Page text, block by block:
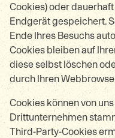
Cookies) oder
Endgerät gespeichert.
Ende Ihres Besuchs
Cookies bleiben auf
diese selbst löschen
durch Ihren
Cookies können von
Drittunternehmen
Third-Party-Cookies